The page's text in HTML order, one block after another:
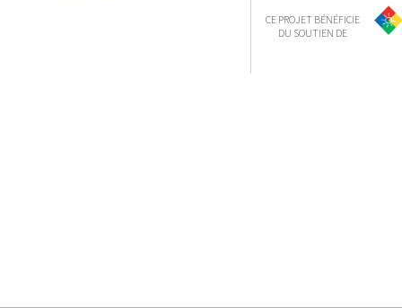
CE PROJET BÉNÉFICIE
DU SOUTIEN DE